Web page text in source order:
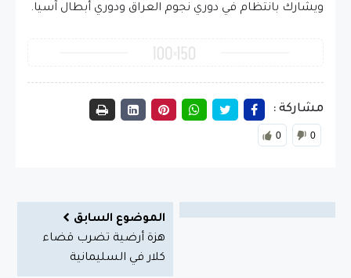
ويشارك بانتظام في دوري نجوم العراق ودوري أبطال آسيا.
مشاركة :
0 0
الموضوع السابق
هزة أرضية تضرب قضاء
كلار في السليمانية